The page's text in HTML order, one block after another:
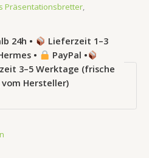
Präsentationsbretter,
24h •
Lieferzeit 1–3
•
PayPal •
3–5 Werktage (frische
Hersteller)